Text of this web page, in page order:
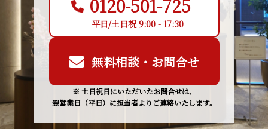
0120-501-725
平日/土日祝 9:00 - 17:30
無料相談・お問合せ
※ 土日祝日にいただいたお問合せは、
翌営業日（平日）に担当者よりご連絡いたします。